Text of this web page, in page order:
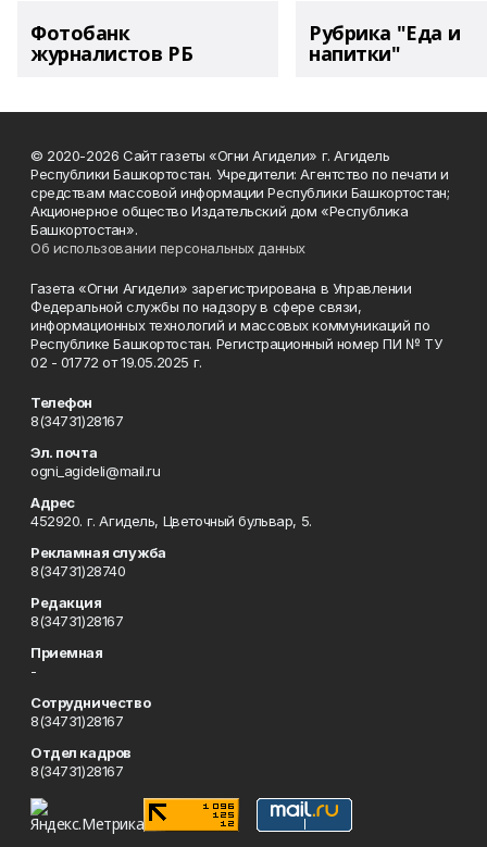
Фотобанк
журналистов РБ
Рубрика "Еда и
напитки"
© 2020-2026 Сайт газеты «Огни Агидели» г. Агидель
Республики Башкортостан. Учредители: Агентство по печати и
средствам массовой информации Республики Башкортостан;
Акционерное общество Издательский дом «Республика
Башкортостан».
Об использовании персональных данных
Газета «Огни Агидели» зарегистрирована в Управлении
Федеральной службы по надзору в сфере связи,
информационных технологий и массовых коммуникаций по
Республике Башкортостан. Регистрационный номер ПИ № ТУ
02 - 01772 от 19.05.2025 г.
Телефон
8(34731)28167
Эл. почта
ogni_agideli@mail.ru
Адрес
452920. г. Агидель, Цветочный бульвар, 5.
Рекламная служба
8(34731)28740
Редакция
8(34731)28167
Приемная
-
Сотрудничество
8(34731)28167
Отдел кадров
8(34731)28167